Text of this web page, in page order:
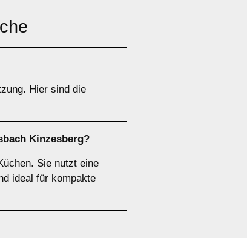
Hier sind die
Kinzesberg?
Sie nutzt eine
ideal für kompakte